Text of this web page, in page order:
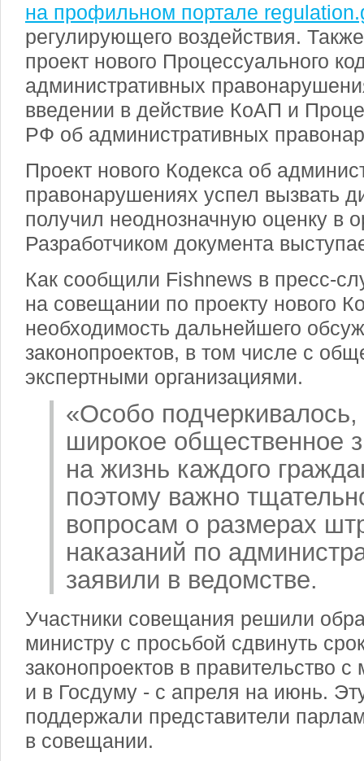
на профильном портале
регулирующего воздействия.
проект нового Процессуального
административных
введении в действие КоАП и
РФ об административных
Проект нового Кодекса об
правонарушениях успел вызвать
получил неоднозначную оценку в
Разработчиком документа
Как сообщили Fishnews в пресс-
на совещании по проекту нового
необходимость дальнейшего
законопроектов, в том числе с
экспертными организациями.
«Особо
широкое общественное
на жизнь каждого
поэтому важно
вопросам о размерах
наказаний по
заявили в ведомстве.
Участники совещания решили
министру с просьбой сдвинуть
законопроектов в правительство
и в Госдуму - с апреля на июнь.
поддержали представители
в совещании.